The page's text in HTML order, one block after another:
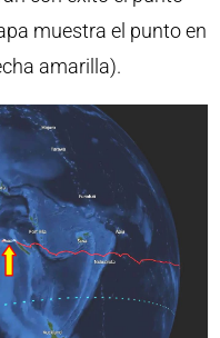
muestra el punto en
amarilla).